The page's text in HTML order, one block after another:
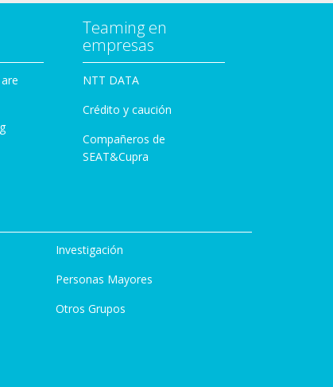
Teaming en
empresas
NTT DATA
Crédito y caución
Compañeros de
SEAT&Cupra
Investigación
Personas Mayores
Otros Grupos